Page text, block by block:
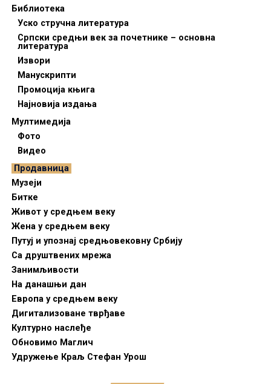
Библиотека
Уско стручна литература
Српски средњи век за почетнике – основна
литература
Извори
Манускрипти
Промоција књига
Најновија издања
Мултимедија
Фото
Видео
Продавница
Музеји
Битке
Живот у средњем веку
Жена у средњем веку
Путуј и упознај средњовековну Србију
Са друштвених мрежа
Занимљивости
На данашњи дан
Европа у средњем веку
Дигитализоване тврђаве
Културно наслеђе
Обновимо Маглич
Удружење Краљ Стефан Урош